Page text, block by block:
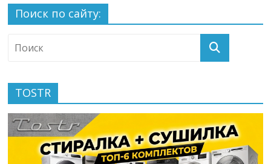
Поиск по сайту:
TOSTR